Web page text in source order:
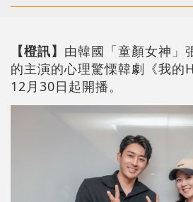
【橙訊】 由韓國「童顏女神」
的主演的心理驚慄韓劇《我
12月30日起開播。